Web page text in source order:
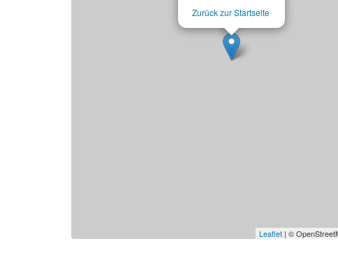
Zurück zur Startseite
Leaflet| ©